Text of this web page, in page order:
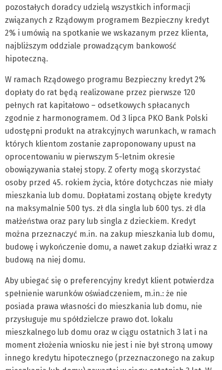
pozostałych doradcy udzielą wszystkich informacji
związanych z Rządowym programem Bezpieczny kredyt
2% i umówią na spotkanie we wskazanym przez klienta,
najbliższym oddziale prowadzącym bankowość
hipoteczną.
W ramach Rządowego programu Bezpieczny kredyt 2%
dopłaty do rat będą realizowane przez pierwsze 120
pełnych rat kapitałowo – odsetkowych spłacanych
zgodnie z harmonogramem. Od 3 lipca PKO Bank Polski
udostępni produkt na atrakcyjnych warunkach, w ramach
których klientom zostanie zaproponowany upust na
oprocentowaniu w pierwszym 5-letnim okresie
obowiązywania stałej stopy. Z oferty mogą skorzystać
osoby przed 45. rokiem życia, które dotychczas nie miały
mieszkania lub domu. Dopłatami zostaną objęte kredyty
na maksymalnie 500 tys. zł dla singla lub 600 tys. zł dla
małżeństwa oraz pary lub singla z dzieckiem. Kredyt
można przeznaczyć m.in. na zakup mieszkania lub domu,
budowę i wykończenie domu, a nawet zakup działki wraz z
budową na niej domu.
Aby ubiegać się o preferencyjny kredyt klient potwierdza
spełnienie warunków oświadczeniem, m.in.: że nie
posiada prawa własności do mieszkania lub domu, nie
przysługuje mu spółdzielcze prawo dot. lokalu
mieszkalnego lub domu oraz w ciągu ostatnich 3 lat i na
moment złożenia wniosku nie jest i nie był stroną umowy
innego kredytu hipotecznego (przeznaczonego na zakup